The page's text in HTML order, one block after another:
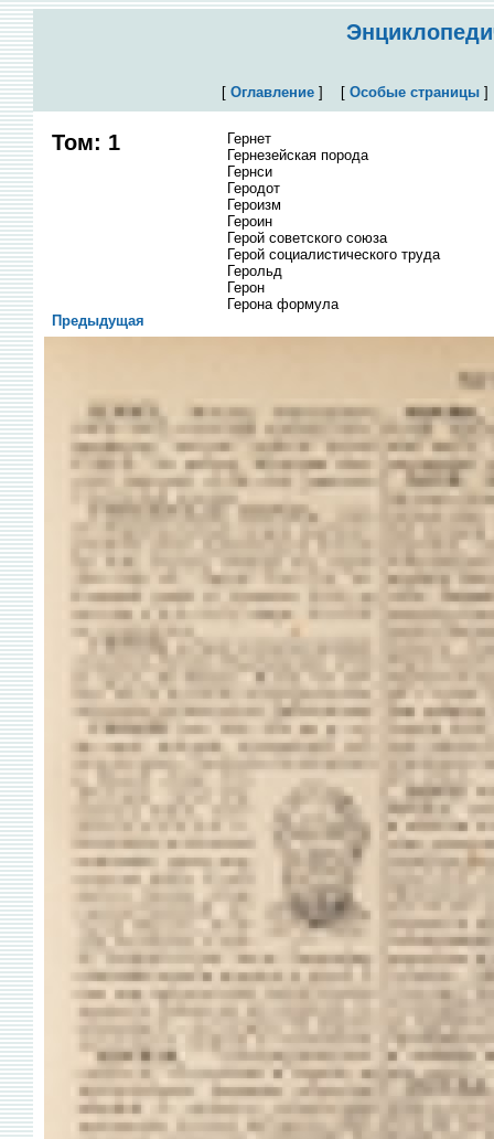
[ Оглавление] [ Особые страницы
Том: 1
Гернет
Гернезейская порода
Гернси
Геродот
Героизм
Героин
Герой советского союза
Герой социалистического труда
Герольд
Герон
Герона формула
Предыдущая